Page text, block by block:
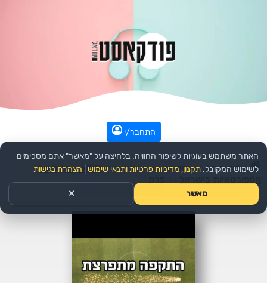
התחבר/י
עמוד הבית >> ספורט >>הפודקאסט:
WSP - הקול של
האתר משתמש בעוגיות לשיפור החוויה. בלחיצה על "מאשר" אתם מסכימים
לשימוש המקובל. תקנון, מדיניות פרטיות ותנאי שימוש הצהרת נגישות
מאשר ✕